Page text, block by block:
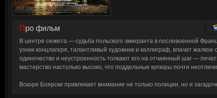
Про фильм
В центре сюжета — судьба польского эмигранта в послевоенной
узник концлагеря, талантливый художник и каллиграф, влачит жалкое
одиночество и неустроенность толкают его на отчаянный шаг —
мастерство настолько высоко, что поддельные купюры почти
Вскоре Боярски привлекает внимание не только полиции, но и